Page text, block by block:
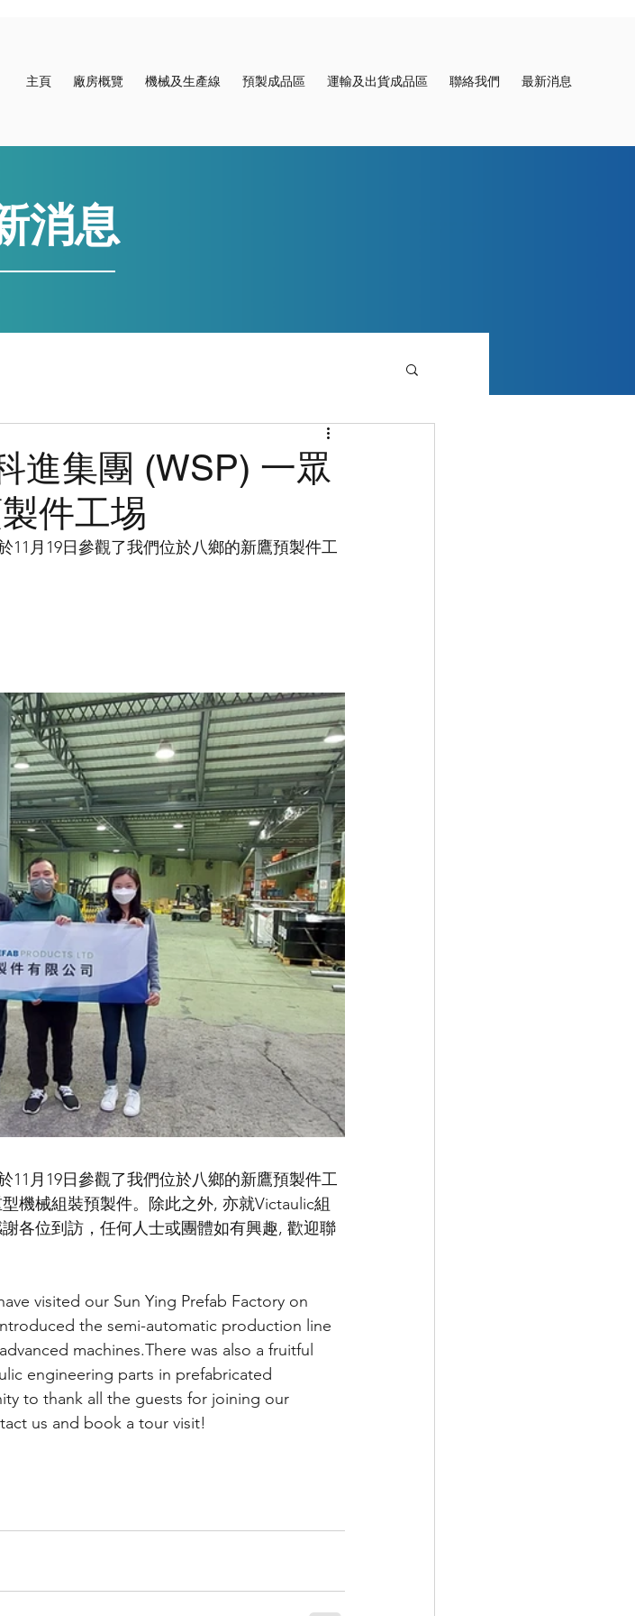
主頁 廠房概覽 機械及生產線 預製成品區 運輸及出貨成品區 聯絡我們 最新消息
消息
進集團 (WSP) 一眾
件工埸
11月19日參觀了我們位於八鄉的新鷹預製件工
11月19日參觀了我們位於八鄉的新鷹預製件工
機械組裝預製件。除此之外, 亦就Victaulic組
各位到訪，任何人士或團體如有興趣, 歡迎聯
visited our Sun Ying Prefab Factory on
the semi-automatic production line
machines.There was also a fruitful
engineering parts in prefabricated
to thank all the guests for joining our
us and book a tour visit!